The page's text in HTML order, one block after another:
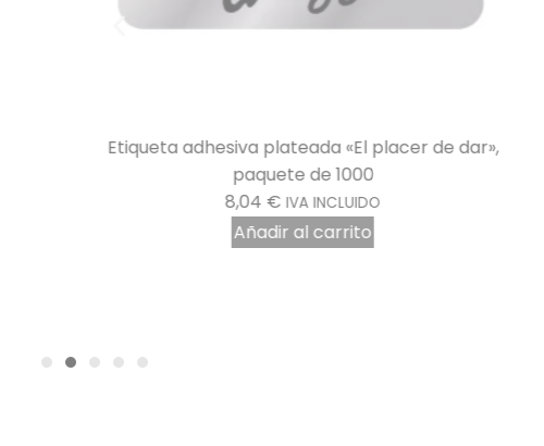
Etiqueta adhesiva plateada «El placer de dar»,
paquete de 1000
8,04€ IVA INCLUIDO
Añadir al carrito